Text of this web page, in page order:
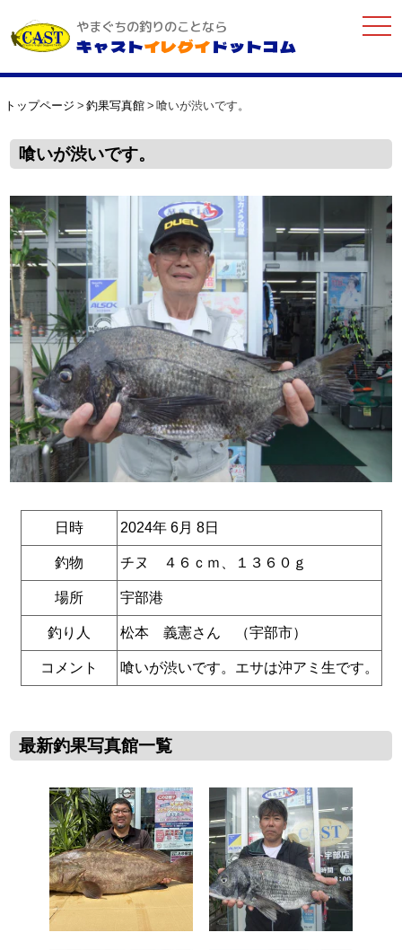
やまぐちの釣りのことなら
キャストイレグイドットコム
トップページ 釣果写真館 喰いが渋いです。
喰いが渋いです。
日時 2024年 6月 8日
釣物 チヌ ４６ｃｍ、１３６０ｇ
場所 宇部港
釣り人 松本 義憲さん （宇部市）
コメント 喰いが渋いです。エサは沖アミ生です。
最新釣果写真館一覧